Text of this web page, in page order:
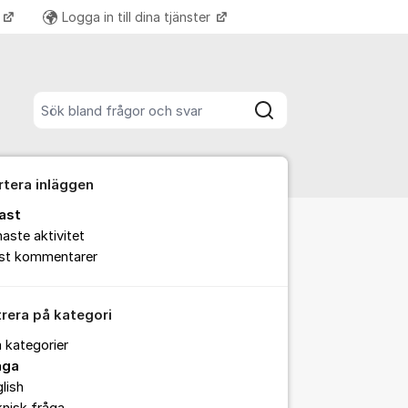
Sök
Logga in till dina tjänster Fler supportlänkar
inläggen
aktivitet
kommentarer
på kategori
kategorier